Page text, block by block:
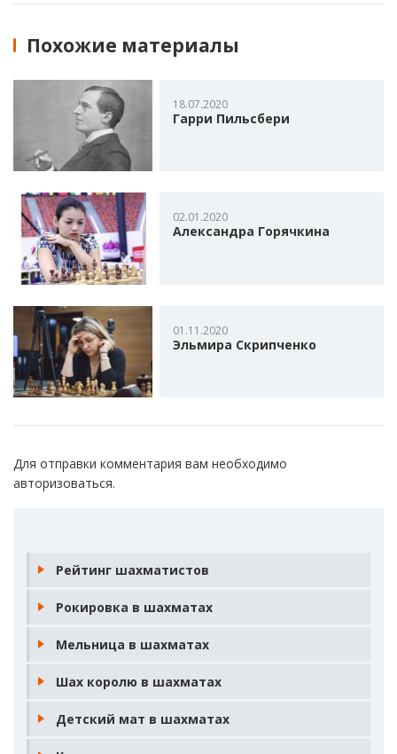
Похожие материалы
18.07.2020
Гарри Пильсбери
02.01.2020
Александра Горячкина
01.11.2020
Эльмира Скрипченко
Для отправки комментария вам необходимо
авторизоваться.
Рейтинг шахматистов
Рокировка в шахматах
Мельница в шахматах
Шах королю в шахматах
Детский мат в шахматах